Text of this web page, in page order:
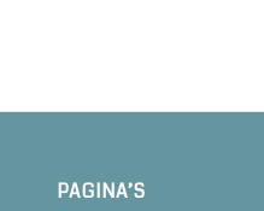
PAGINA’S